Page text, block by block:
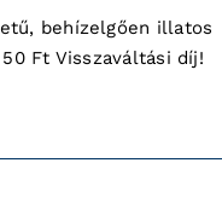
behízelgően illatos
Ft Visszaváltási díj!